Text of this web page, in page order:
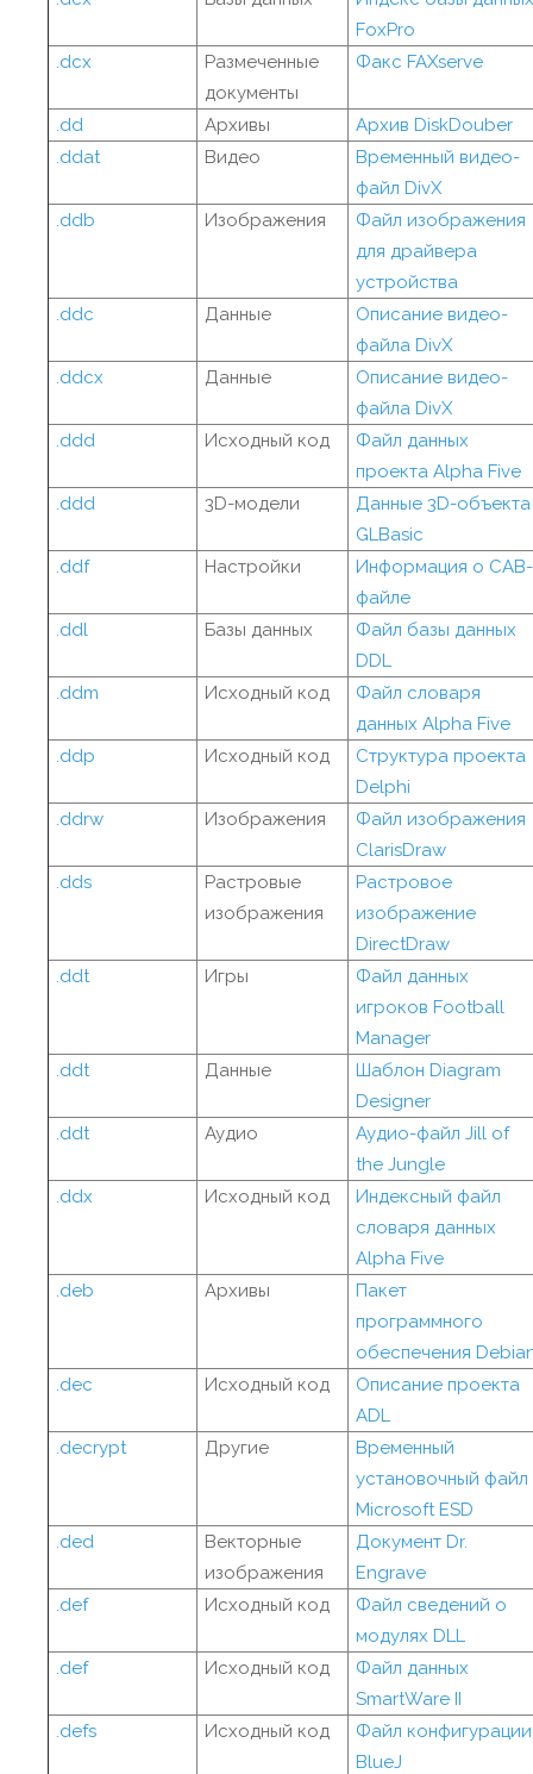
FoxPro
.dcx
Размеченные
документы
Факс FAXserve
.dd Архивы
Архив DiskDouber
.ddat
Видео
Временный видео-
файл DivX
.ddb
Изображения
Файл изображения
для драйвера
устройства
.ddc
Данные
Описание видео-
файла DivX
.ddcx
Данные
Описание видео-
файла DivX
.ddd
Исходный код
Файл данных
проекта Alpha Five
.ddd
3D-модели
Данные 3D-объекта
GLBasic
.ddf
Настройки
Информация о CAB-
файле
.ddl
Базы данных
Файл базы данных
DDL
.ddm
Исходный код
Файл словаря
данных Alpha Five
.ddp
Исходный код
Структура проекта
Delphi
.ddrw
Изображения
Файл изображения
ClarisDraw
.dds
Растровые
изображения
Растровое
изображение
DirectDraw
.ddt
Игры
Файл данных
игроков Football
Manager
.ddt
Данные
Шаблон Diagram
Designer
.ddt
Аудио
Аудио-файл Jill of
the Jungle
.ddx
Исходный код
Индексный файл
словаря данных
Alpha Five
.deb
Архивы
Пакет
программного
обеспечения
.dec
Исходный код
Описание проекта
ADL
.decrypt
Другие
Временный
установочный файл
Microsoft ESD
.ded
Векторные
изображения
Документ Dr.
Engrave
.def
Исходный код
Файл сведений о
модулях DLL
.def
Исходный код
Файл данных
SmartWare II
.defs
Исходный код
Файл конфигурации
BlueJ